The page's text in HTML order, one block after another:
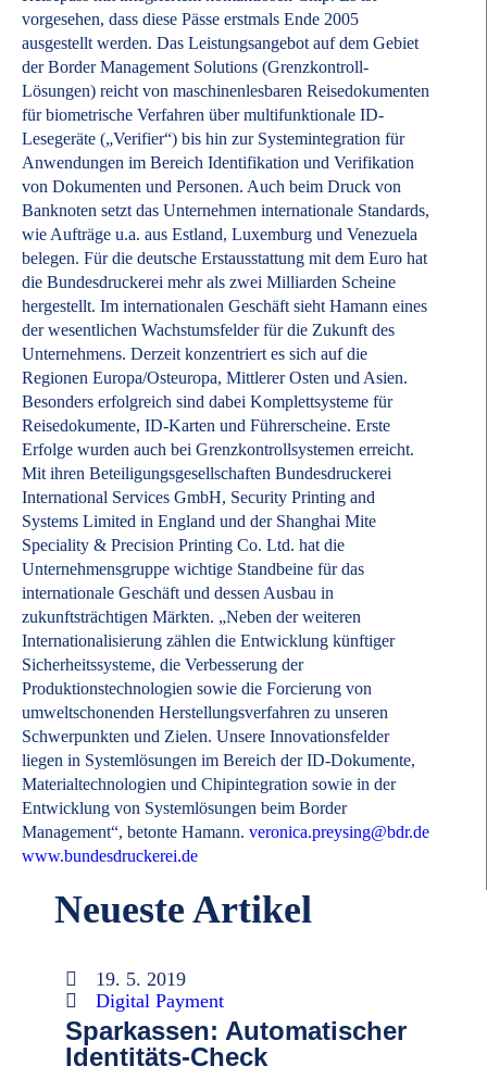
vorgesehen, dass diese Pässe erstmals Ende 2005
ausgestellt werden. Das Leistungsangebot auf dem Gebiet
der Border Management Solutions (Grenzkontroll-
Lösungen) reicht von maschinenlesbaren Reisedokumenten
für biometrische Verfahren über multifunktionale ID-
Lesegeräte („Verifier“) bis hin zur Systemintegration für
Anwendungen im Bereich Identifikation und Verifikation
von Dokumenten und Personen. Auch beim Druck von
Banknoten setzt das Unternehmen internationale Standards,
wie Aufträge u.a. aus Estland, Luxemburg und Venezuela
belegen. Für die deutsche Erstausstattung mit dem Euro hat
die Bundesdruckerei mehr als zwei Milliarden Scheine
hergestellt. Im internationalen Geschäft sieht Hamann eines
der wesentlichen Wachstumsfelder für die Zukunft des
Unternehmens. Derzeit konzentriert es sich auf die
Regionen Europa/Osteuropa, Mittlerer Osten und Asien.
Besonders erfolgreich sind dabei Komplettsysteme für
Reisedokumente, ID-Karten und Führerscheine. Erste
Erfolge wurden auch bei Grenzkontrollsystemen erreicht.
Mit ihren Beteiligungsgesellschaften Bundesdruckerei
International Services GmbH, Security Printing and
Systems Limited in England und der Shanghai Mite
Speciality & Precision Printing Co. Ltd. hat die
Unternehmensgruppe wichtige Standbeine für das
internationale Geschäft und dessen Ausbau in
zukunftsträchtigen Märkten. „Neben der weiteren
Internationalisierung zählen die Entwicklung künftiger
Sicherheitssysteme, die Verbesserung der
Produktionstechnologien sowie die Forcierung von
umweltschonenden Herstellungsverfahren zu unseren
Schwerpunkten und Zielen. Unsere Innovationsfelder
liegen in Systemlösungen im Bereich der ID-Dokumente,
Materialtechnologien und Chipintegration sowie in der
Entwicklung von Systemlösungen beim Border
Management“, betonte Hamann. veronica.preysing@bdr.de
www.bundesdruckerei.de
Neueste Artikel
19. 5. 2019
Digital Payment
Sparkassen: Automatischer
Identitäts-Check